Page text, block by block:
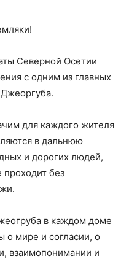
Северной Осетии
с одним из главных
для каждого жителя
в дальнюю
и дорогих людей,
без
в каждом доме
о мире и согласии, о
взаимопонимании и